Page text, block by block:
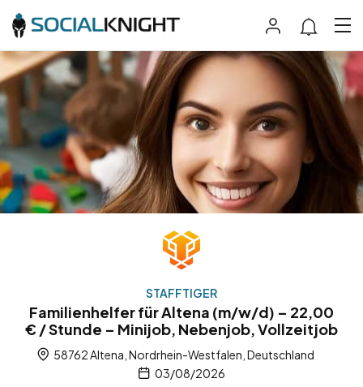
STAFFTIGER
Familienhelfer für Altena (m/w/d) – 22,00
€ / Stunde – Minijob, Nebenjob, Vollzeitjob
58762 Altena, Nordrhein-Westfalen, Deutschland
03/08/2026